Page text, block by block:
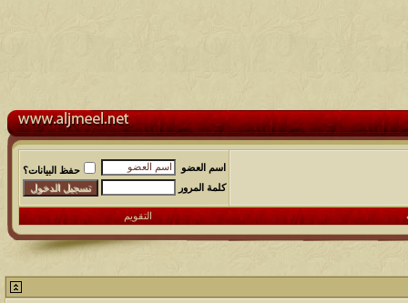
اسم العضو
حفظ البيانات؟
كلمة المرور
التقويم